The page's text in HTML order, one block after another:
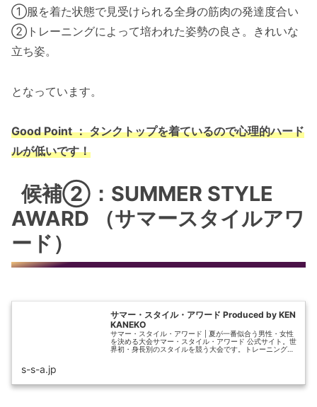
①服を着た状態で見受けられる全身の筋肉の発達度合い
②トレーニングによって培われた姿勢の良さ。きれいな
立ち姿。
となっています。
Good Point ： タンクトップを着ているので心理的ハード
ルが低いです！
候補②：SUMMER STYLE
AWARD （サマースタイルアワ
ード）
サマー・スタイル・アワード Produced by KEN
KANEKO
サマー・スタイル・アワード | 夏が一番似合う男性・女性
を決める大会サマー・スタイル・アワード 公式サイト。世
界初・身長別のスタイルを競う大会です。トレーニングや
s-s-a.jp